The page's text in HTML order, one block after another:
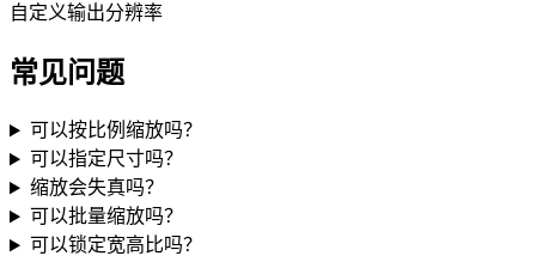
自定义输出分辨率
常见问题
可以按比例缩放吗？
可以指定尺寸吗？
缩放会失真吗？
可以批量缩放吗？
可以锁定宽高比吗？